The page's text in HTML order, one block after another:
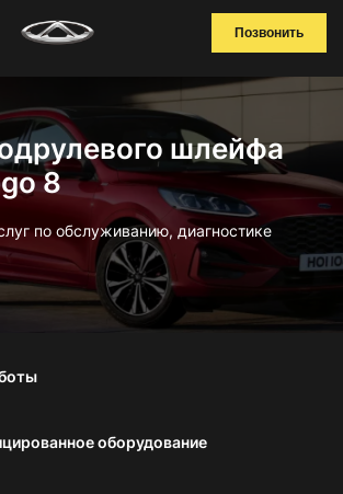
Позвонить
шлейфа
8
по обслуживанию, диагностике
оборудование